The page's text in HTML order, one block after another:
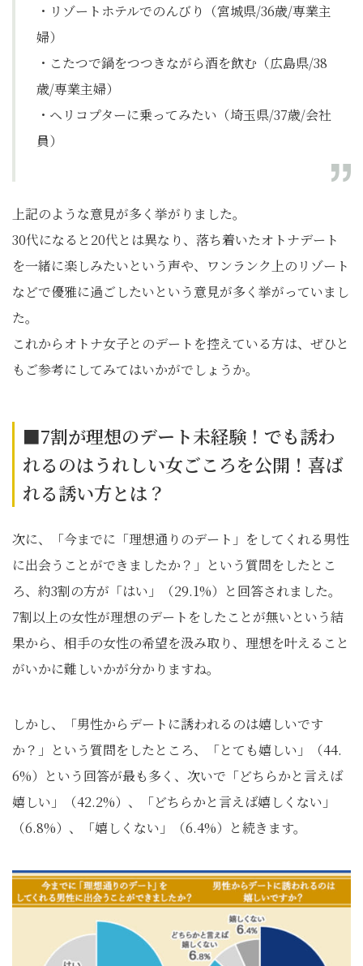
・リゾートホテルでのんびり（宮城県/36歳/専業主
婦）
・こたつで鍋をつつきながら酒を飲む（広島県/38
歳/専業主婦）
・ヘリコプターに乗ってみたい（埼玉県/37歳/会社
員）
上記のような意見が多く挙がりました。
30代になると20代とは異なり、落ち着いたオトナデート
を一緒に楽しみたいという声や、ワンランク上のリゾート
などで優雅に過ごしたいという意見が多く挙がっていまし
た。
これからオトナ女子とのデートを控えている方は、ぜひと
もご参考にしてみてはいかがでしょうか。
■7割が理想のデート未経験！でも誘わ
れるのはうれしい女ごころを公開！喜ば
れる誘い方とは？
次に、「今までに「理想通りのデート」をしてくれる男性
に出会うことができましたか？」という質問をしたとこ
ろ、約3割の方が「はい」（29.1%）と回答されました。
7割以上の女性が理想のデートをしたことが無いという結
果から、相手の女性の希望を汲み取り、理想を叶えること
がいかに難しいかが分かりますね。
しかし、「男性からデートに誘われるのは嬉しいです
か？」という質問をしたところ、「とても嬉しい」（44.
6%）という回答が最も多く、次いで「どちらかと言えば
嬉しい」（42.2%）、「どちらかと言えば嬉しくない」
（6.8%）、「嬉しくない」（6.4%）と続きます。